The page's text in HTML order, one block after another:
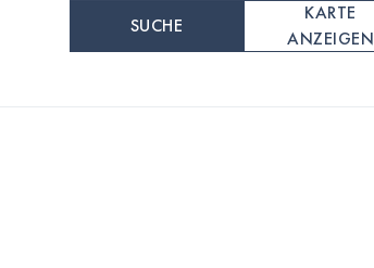
SUCHE
KARTE
ANZEIGEN